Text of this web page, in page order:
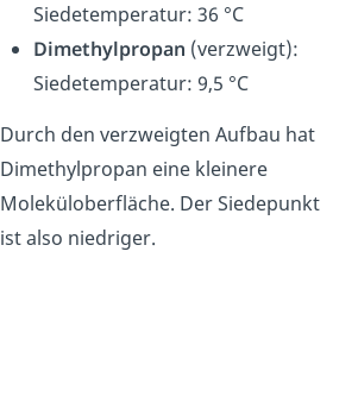
Siedetemperatur: 36 °C
Dimethylpropan (verzweigt):
Siedetemperatur: 9,5 °C
Durch den verzweigten Aufbau hat
Dimethylpropan eine kleinere
Moleküloberfläche. Der Siedepunkt
ist also niedriger.